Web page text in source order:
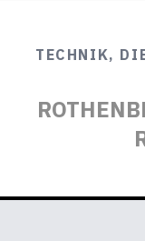
TECHNIK,